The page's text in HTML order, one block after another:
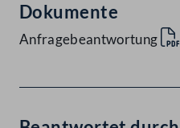
Dokumente
Anfragebeantwortung